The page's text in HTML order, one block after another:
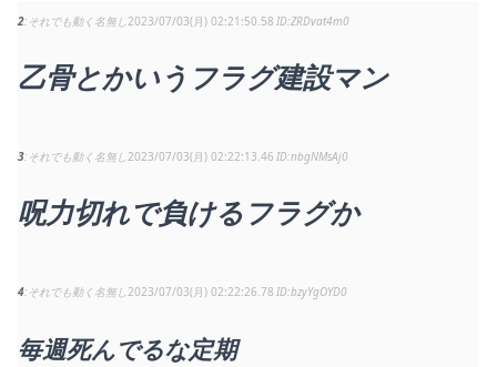
2 それでも動く名無し2023/07/03(月) 02:21:50.58 ZRDvat4m0
乙骨とかいうフラグ建設マン
3 それでも動く名無し2023/07/03(月) 02:22:13.46 nbgNMsAj0
呪力切れで負けるフラグか
4 それでも動く名無し2023/07/03(月) 02:22:26.78 bzyYgOYD0
毎週死んでるな定期